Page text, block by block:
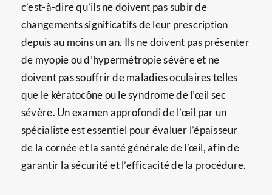
c’est-à-dire qu’ils ne doivent pas subir de
changements significatifs de leur prescription
depuis au moins un an. Ils ne doivent pas présenter
de myopie ou d’hypermétropie sévère et ne
doivent pas souffrir de maladies oculaires telles
que le kératocône ou le syndrome de l’œil sec
sévère. Un examen approfondi de l’œil par un
spécialiste est essentiel pour évaluer l’épaisseur
de la cornée et la santé générale de l’œil, afin de
garantir la sécurité et l’efficacité de la procédure.